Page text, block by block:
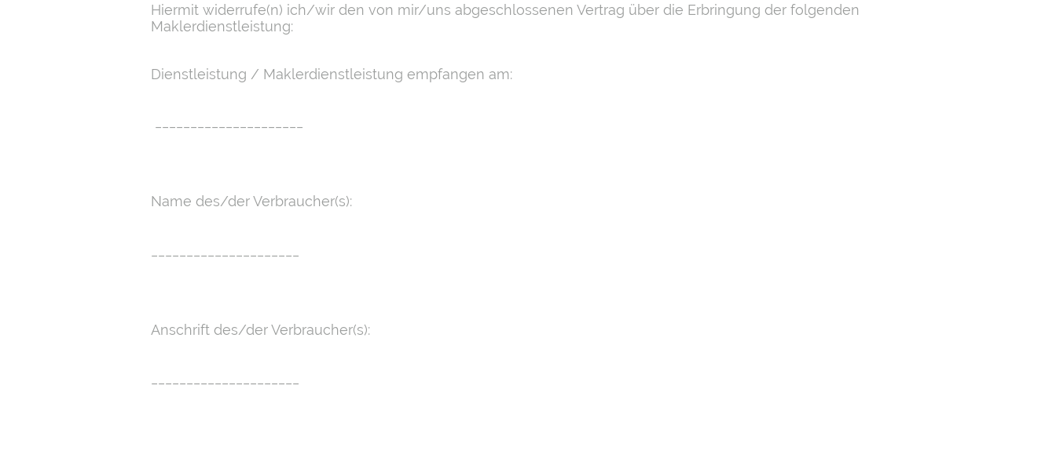
Hiermit widerrufe(n) ich/wir den von mir/uns abgeschlossenen Vertrag über die Erbringung der folgenden
Maklerdienstleistung:
Dienstleistung / Maklerdienstleistung empfangen am:
Name des/der Verbraucher(s):
Anschrift des/der Verbraucher(s):